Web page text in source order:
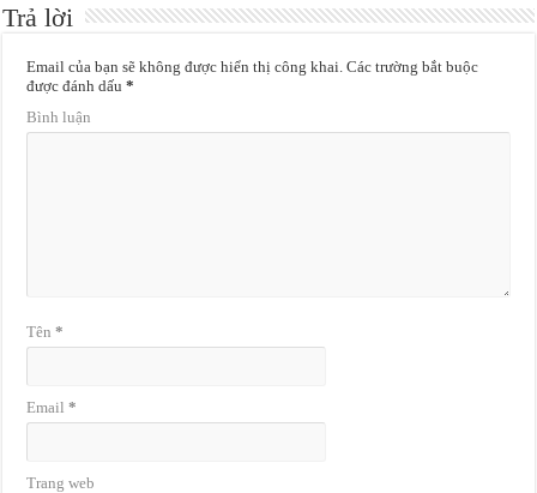
Trả lời
Email của bạn sẽ không được hiển thị công khai. Các trường bắt buộc
được đánh dấu*
Bình luận
Tên*
Email*
Trang web